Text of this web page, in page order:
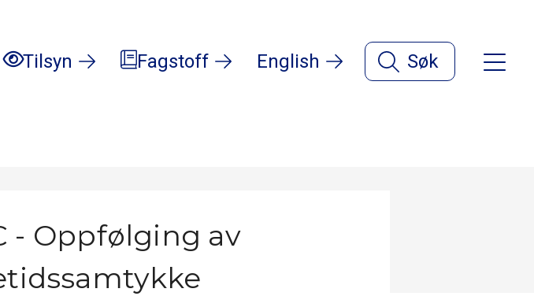
Tilsyn Fagstoff English Søk
- Oppfølging av